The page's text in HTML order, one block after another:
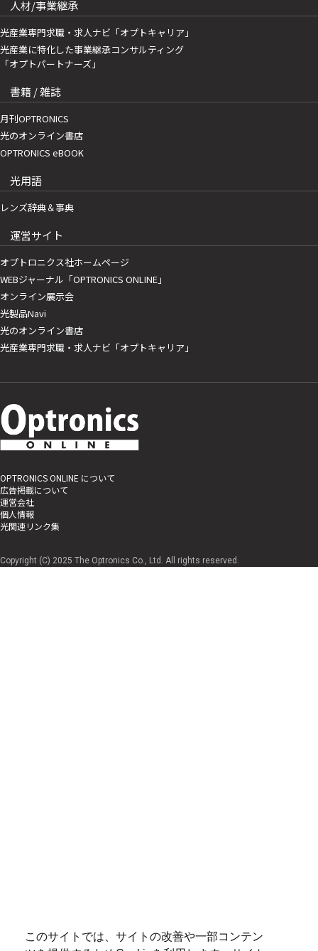
このサイトでは、サイトの改善や一部コンテン
人材/事業継承
光産業専門求職・求人ナビ「オプトキャリア」
光産業に特化した事業継承コンサルティング
「オプトパートナーズ」
書籍 / 雑誌
月刊OPTRONICS
光のオンライン書店
OPTRONICS eBOOK
光用語
レンズ辞典＆事典
運営サイト
オプトロニクス社ホームページ
WEBジャーナル「OPTRONICS ONLINE」
オンライン展示会
光製品Navi
光のオンライン書店
光産業専門求職・求人ナビ「オプトキャリア」
OPTRONICS ONLINE について
広告掲載について
運営会社
個人情報
光関連リンク集
Copyright (C) 2025 The Optronics Co., Ltd. All rights reserved.